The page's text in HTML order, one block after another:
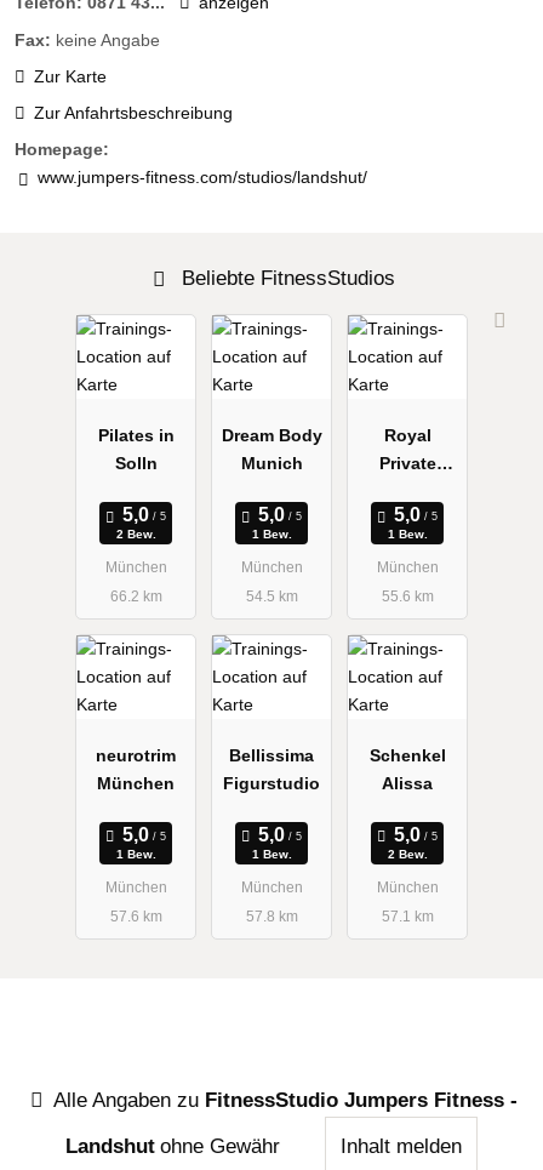
Fax: keine Angabe
Zur Karte
Zur Anfahrtsbeschreibung
Homepage:
www.jumpers-fitness.com/studios/landshut/
Beliebte FitnessStudios
Pilates in
Solln
2 Bew.
München
66.2 km
Dream Body
Munich
1 Bew.
München
54.5 km
Royal
Private
1 Bew.
München
55.6 km
neurotrim
München
1 Bew.
München
57.6 km
Bellissima
Figurstudio
1 Bew.
München
57.8 km
Schenkel
Alissa
2 Bew.
München
57.1 km
Alle Angaben zu FitnessStudio Jumpers Fitness -
Landshut ohne Gewähr Inhalt melden